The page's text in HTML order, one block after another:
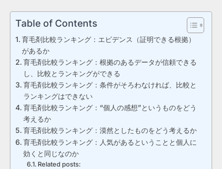
Table of Contents
育毛剤比較ランキング：エビデンス（証明できる根拠）
があるか
育毛剤比較ランキング：根拠のあるデータが信頼できる
し、比較とランキングができる
育毛剤比較ランキング：条件がそろわなければ、比較と
ランキングはできない
育毛剤比較ランキング：“個人の感想”というものをどう
考えるか
育毛剤比較ランキング：漠然としたものをどう考えるか
育毛剤比較ランキング：人気があるということと個人に
効くと同じなのか
Related posts: